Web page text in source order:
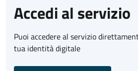
Accedi al servizio
Puoi accedere al servizio
tua identità digitale